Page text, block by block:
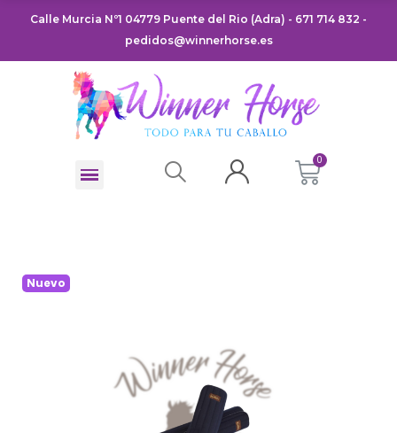
Calle Murcia Nº1 04779 Puente del Rio (Adra) - 671 714 832 -
pedidos@winnerhorse.es
Nuevo